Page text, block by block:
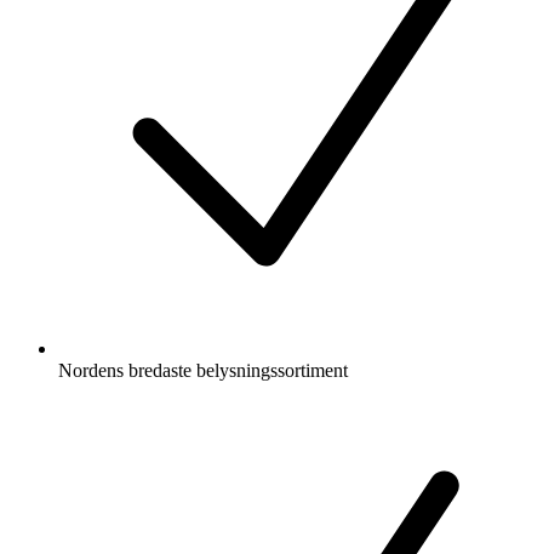
Nordens bredaste belysningssortiment